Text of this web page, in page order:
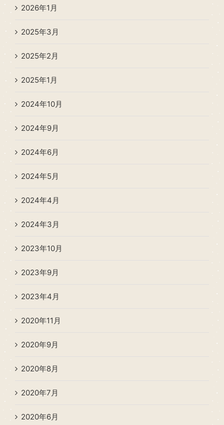
2026年1月
2025年3月
2025年2月
2025年1月
2024年10月
2024年9月
2024年6月
2024年5月
2024年4月
2024年3月
2023年10月
2023年9月
2023年4月
2020年11月
2020年9月
2020年8月
2020年7月
2020年6月